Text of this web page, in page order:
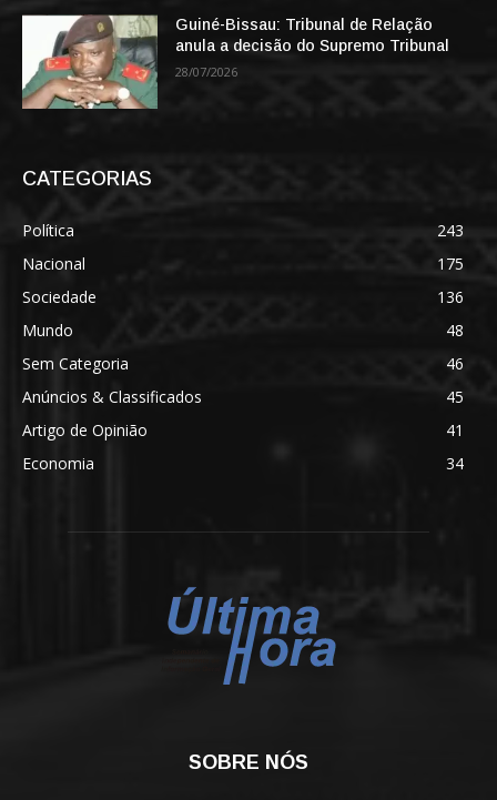
Guiné-Bissau: Tribunal de Relação
anula a decisão do Supremo Tribunal
28/07/2026
CATEGORIAS
Política
243
Nacional
175
Sociedade
136
Mundo
48
Sem Categoria
46
Anúncios & Classificados
45
Artigo de Opinião
41
Economia
34
SOBRE NÓS